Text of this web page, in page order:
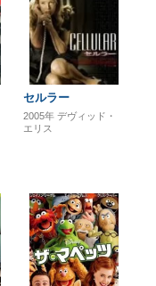
セルラー
2005年デヴィッド・
エリス